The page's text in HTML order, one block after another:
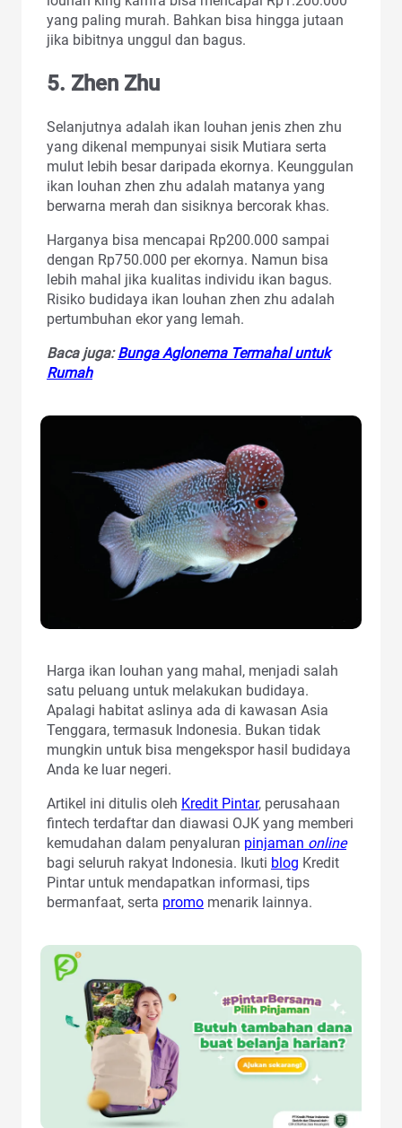
yang paling murah. Bahkan bisa hingga jutaan
jika bibitnya unggul dan bagus.
5. Zhen Zhu
Selanjutnya adalah ikan louhan jenis zhen zhu
yang dikenal mempunyai sisik Mutiara serta
mulut lebih besar daripada ekornya. Keunggulan
ikan louhan zhen zhu adalah matanya yang
berwarna merah dan sisiknya bercorak khas.
Harganya bisa mencapai Rp200.000 sampai
dengan Rp750.000 per ekornya. Namun bisa
lebih mahal jika kualitas individu ikan bagus.
Risiko budidaya ikan louhan zhen zhu adalah
pertumbuhan ekor yang lemah.
Baca juga:Bunga Aglonema Termahal untuk
Rumah
Harga ikan louhan yang mahal, menjadi salah
satu peluang untuk melakukan budidaya.
Apalagi habitat aslinya ada di kawasan Asia
Tenggara, termasuk Indonesia. Bukan tidak
mungkin untuk bisa mengekspor hasil budidaya
Anda ke luar negeri.
Artikel ini ditulis oleh Kredit Pintar, perusahaan
fintech terdaftar dan diawasi OJK yang memberi
kemudahan dalam penyaluran pinjaman online
bagi seluruh rakyat Indonesia. Ikuti blog Kredit
Pintar untuk mendapatkan informasi, tips
bermanfaat, serta promo menarik lainnya.